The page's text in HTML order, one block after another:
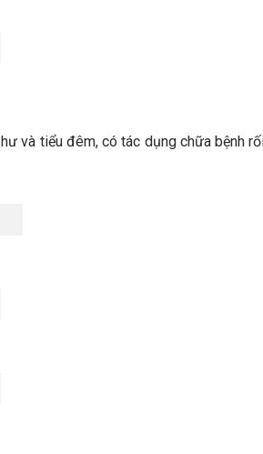
và tiểu đêm, có tác dụng chữa bệnh